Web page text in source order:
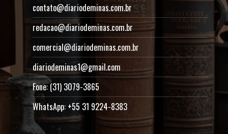
contato@diariodeminas.com.br
redacao@diariodeminas.com.br
comercial@diariodeminas.com.br
diariodeminas1@gmail.com
Fone: (31) 3079-3865
WhatsApp: +55 31 9224-8383